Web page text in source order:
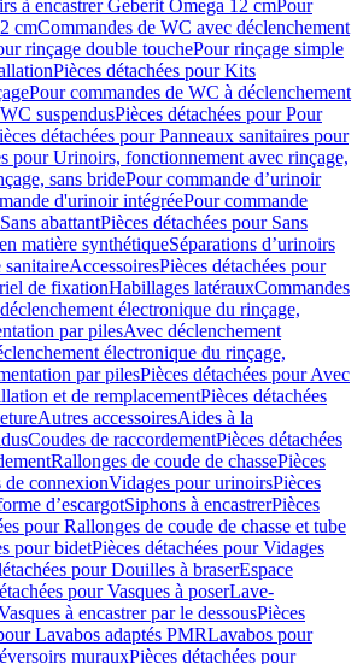
à encastrer Geberit Omega 12 cmPour
cmCommandes de WC avec déclenchement
rinçage double touchePour rinçage simple
Pièces détachées pour Kits
Pour commandes de WC à déclenchement
suspendusPièces détachées pour Pour
détachées pour Panneaux sanitaires pour
pour Urinoirs, fonctionnement avec rinçage,
sans bridePour commande d’urinoir
d'urinoir intégréePour commande
Sans abattantPièces détachées pour Sans
matière synthétiqueSéparations d’urinoirs
sanitaireAccessoiresPièces détachées pour
de fixationHabillages latérauxCommandes
électronique du rinçage,
par pilesAvec déclenchement
électronique du rinçage,
par pilesPièces détachées pour Avec
et de remplacementPièces détachées
Autres accessoiresAides à la
Coudes de raccordementPièces détachées
Rallonges de coude de chassePièces
de connexionVidages pour urinoirsPièces
d’escargotSiphons à encastrerPièces
pour Rallonges de coude de chasse et tube
pour bidetPièces détachées pour Vidages
pour Douilles à braserEspace
pour Vasques à poserLave-
à encastrer par le dessousPièces
Lavabos adaptés PMRLavabos pour
murauxPièces détachées pour